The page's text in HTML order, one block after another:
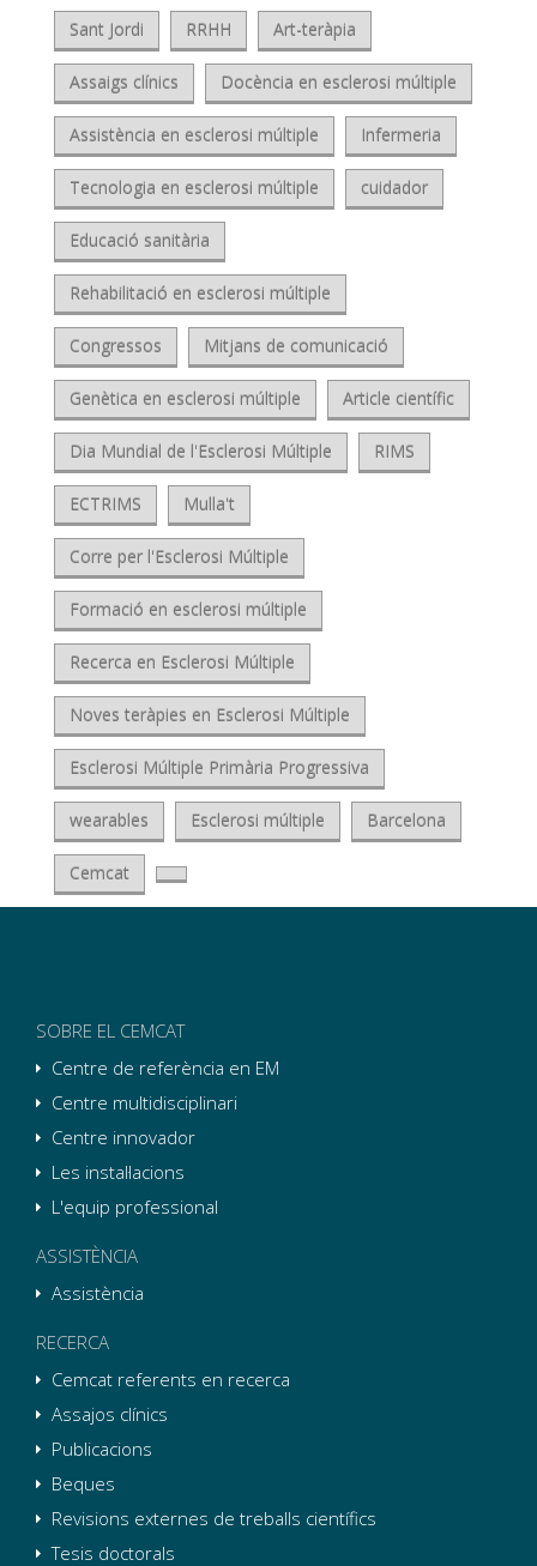
Sant Jordi RRHH Art-teràpia
Assaigs clínics Docència en esclerosi múltiple
Assistència en esclerosi múltiple Infermeria
Tecnologia en esclerosi múltiple cuidador
Educació sanitària
Rehabilitació en esclerosi múltiple
Congressos Mitjans de comunicació
Genètica en esclerosi múltiple Article científic
Dia Mundial de l'Esclerosi Múltiple RIMS
ECTRIMS Mulla't
Corre per l'Esclerosi Múltiple
Formació en esclerosi múltiple
Recerca en Esclerosi Múltiple
Noves teràpies en Esclerosi Múltiple
Esclerosi Múltiple Primària Progressiva
wearables Esclerosi múltiple Barcelona
Cemcat
SOBRE EL CEMCAT
Centre de referència en EM
Centre multidisciplinari
Centre innovador
Les instal·lacions
L'equip professional
ASSISTÈNCIA
Assistència
RECERCA
Cemcat referents en recerca
Assajos clínics
Publicacions
Beques
Revisions externes de treballs científics
Tesis doctorals